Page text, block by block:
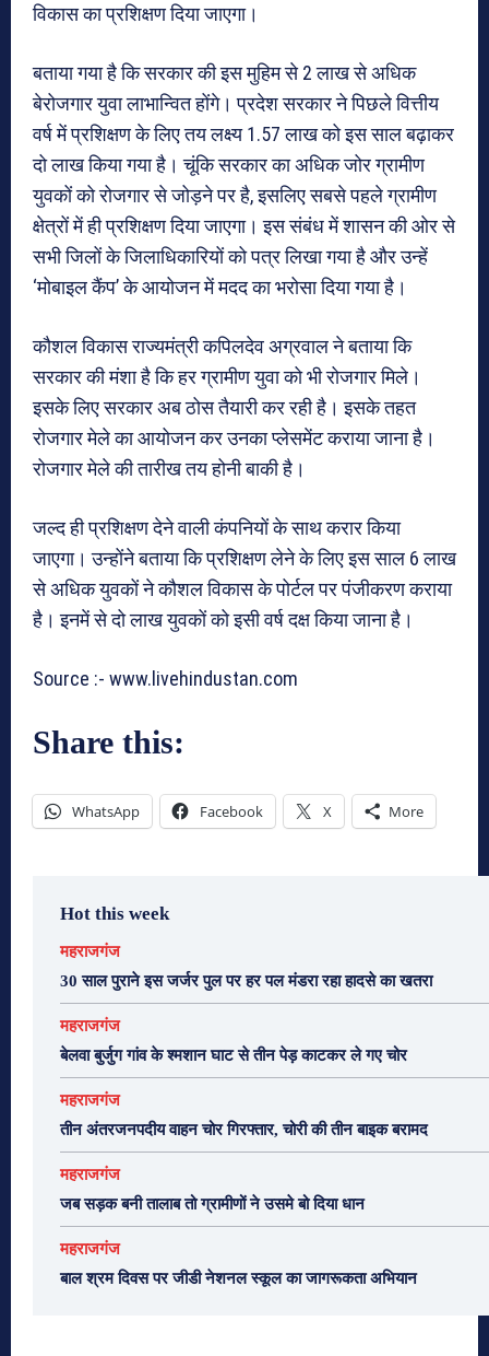
विकास का प्रशिक्षण दिया जाएगा।
बताया गया है कि सरकार की इस मुहिम से 2 लाख से अधिक
बेरोजगार युवा लाभान्वित होंगे। प्रदेश सरकार ने पिछले वित्तीय
वर्ष में प्रशिक्षण के लिए तय लक्ष्य 1.57 लाख को इस साल बढ़ाकर
दो लाख किया गया है। चूंकि सरकार का अधिक जोर ग्रामीण
युवकों को रोजगार से जोड़ने पर है, इसलिए सबसे पहले ग्रामीण
क्षेत्रों में ही प्रशिक्षण दिया जाएगा। इस संबंध में शासन की ओर से
सभी जिलों के जिलाधिकारियों को पत्र लिखा गया है और उन्हें
‘मोबाइल कैंप’ के आयोजन में मदद का भरोसा दिया गया है।
कौशल विकास राज्यमंत्री कपिलदेव अग्रवाल ने बताया कि
सरकार की मंशा है कि हर ग्रामीण युवा को भी रोजगार मिले।
इसके लिए सरकार अब ठोस तैयारी कर रही है। इसके तहत
रोजगार मेले का आयोजन कर उनका प्लेसमेंट कराया जाना है।
रोजगार मेले की तारीख तय होनी बाकी है।
जल्द ही प्रशिक्षण देने वाली कंपनियों के साथ करार किया
जाएगा। उन्होंने बताया कि प्रशिक्षण लेने के लिए इस साल 6 लाख
से अधिक युवकों ने कौशल विकास के पोर्टल पर पंजीकरण कराया
है। इनमें से दो लाख युवकों को इसी वर्ष दक्ष किया जाना है।
Source :- www.livehindustan.com
Share this:
WhatsApp Facebook X More
Hot this week
महराजगंज
30 साल पुराने इस जर्जर पुल पर हर पल मंडरा रहा हादसे का खतरा
महराजगंज
बेलवा बुर्जुग गांव के श्मशान घाट से तीन पेड़ काटकर ले गए चोर
महराजगंज
तीन अंतरजनपदीय वाहन चोर गिरफ्तार, चोरी की तीन बाइक बरामद
महराजगंज
जब सड़क बनी तालाब तो ग्रामीणों ने उसमे बो दिया धान
महराजगंज
बाल श्रम दिवस पर जीडी नेशनल स्कूल का जागरूकता अभियान